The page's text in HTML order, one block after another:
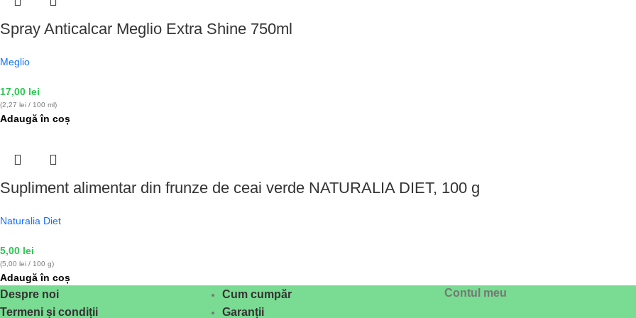
Spray Anticalcar Meglio Extra Shine 750ml
Meglio
17,00 lei
(2,27 lei / 100 ml)
Adaugă în coș
Supliment alimentar din frunze de ceai verde NATURALIA DIET, 100 g
Naturalia Diet
5,00 lei
(5,00 lei / 100 g)
Adaugă în coș
Despre noi
Termeni și condiții
Cum cumpăr
Garanții
Contul meu